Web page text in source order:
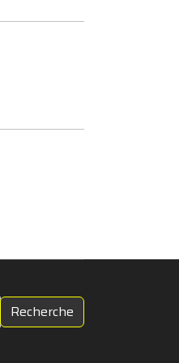
Recherche